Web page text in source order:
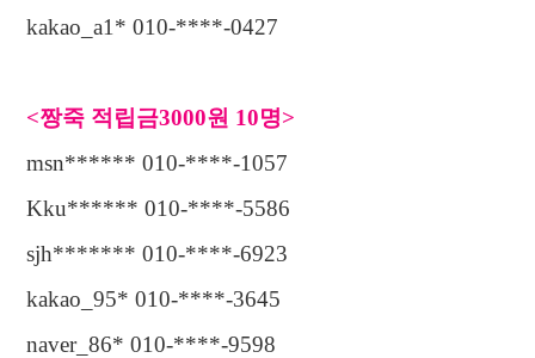
kakao_a1* 010-****-0427
<짱죽 적립금3000원 10명>
msn****** 010-****-1057
Kku****** 010-****-5586
sjh******* 010-****-6923
kakao_95* 010-****-3645
naver_86* 010-****-9598